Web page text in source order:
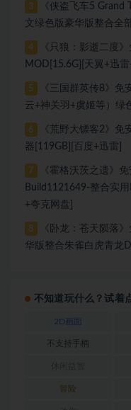
3
《侠盗飞车5
文绿色版豪华版整合全
4
《只狼：影逝二度
MOD[15.6G][天翼+迅雷
5
《三国群英传8》免
云+神关羽+虞姬等）绿
6
《荒野大镖客2》免
器[119GB][百度+迅雷]
7
《霍格沃茨之遗》
Build1121649-整合实
+夸克网盘]
8
《卧龙：苍天陨落
华版整合朱雀白虎青龙
不知道玩什么？试着
2D画面
不支持手柄
冒险